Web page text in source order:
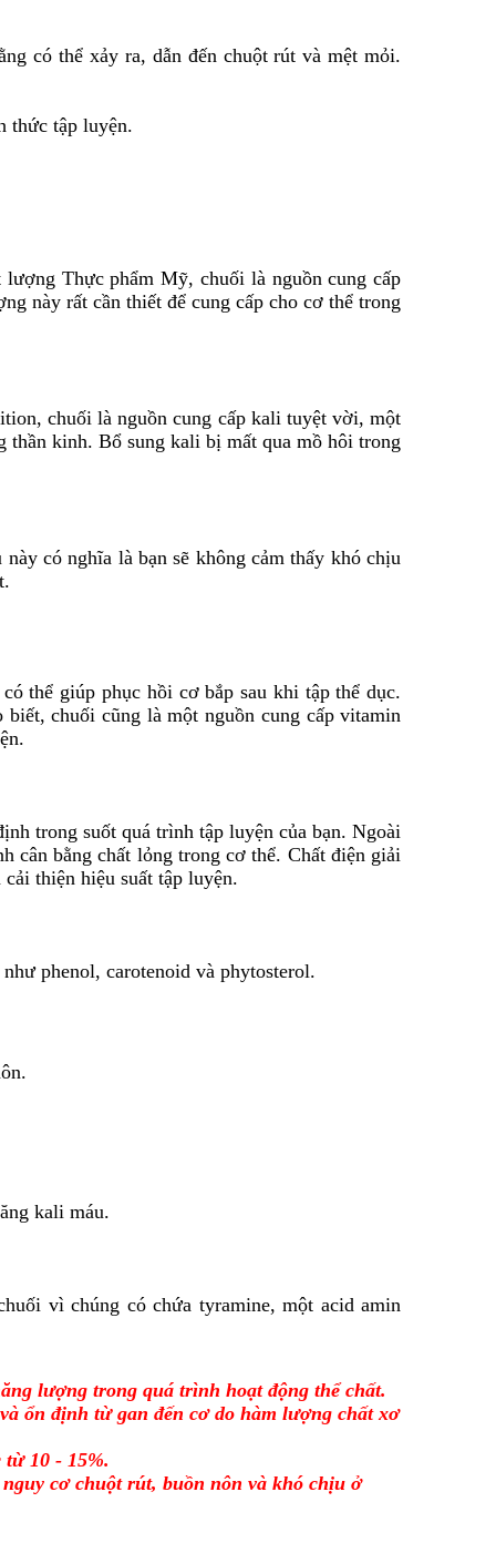
có thể xảy ra, dẫn đến chuột rút và mệt mỏi.
thức tập luyện.
Thực phẩm Mỹ, chuối là nguồn cung cấp
này rất cần thiết để cung cấp cho cơ thể trong
chuối là nguồn cung cấp kali tuyệt vời, một
thần kinh. Bổ sung kali bị mất qua mồ hôi trong
có nghĩa là bạn sẽ không cảm thấy khó chịu
thể giúp phục hồi cơ bắp sau khi tập thể dục.
chuối cũng là một nguồn cung cấp vitamin
trong suốt quá trình tập luyện của bạn. Ngoài
cân bằng chất lỏng trong cơ thể. Chất điện giải
thiện hiệu suất tập luyện.
phenol, carotenoid và phytosterol.
kali máu.
vì chúng có chứa tyramine, một acid amin
lượng trong quá trình hoạt động thể chất.
ổn định từ gan đến cơ do hàm lượng chất xơ
10 - 15%.
cơ chuột rút, buồn nôn và khó chịu ở